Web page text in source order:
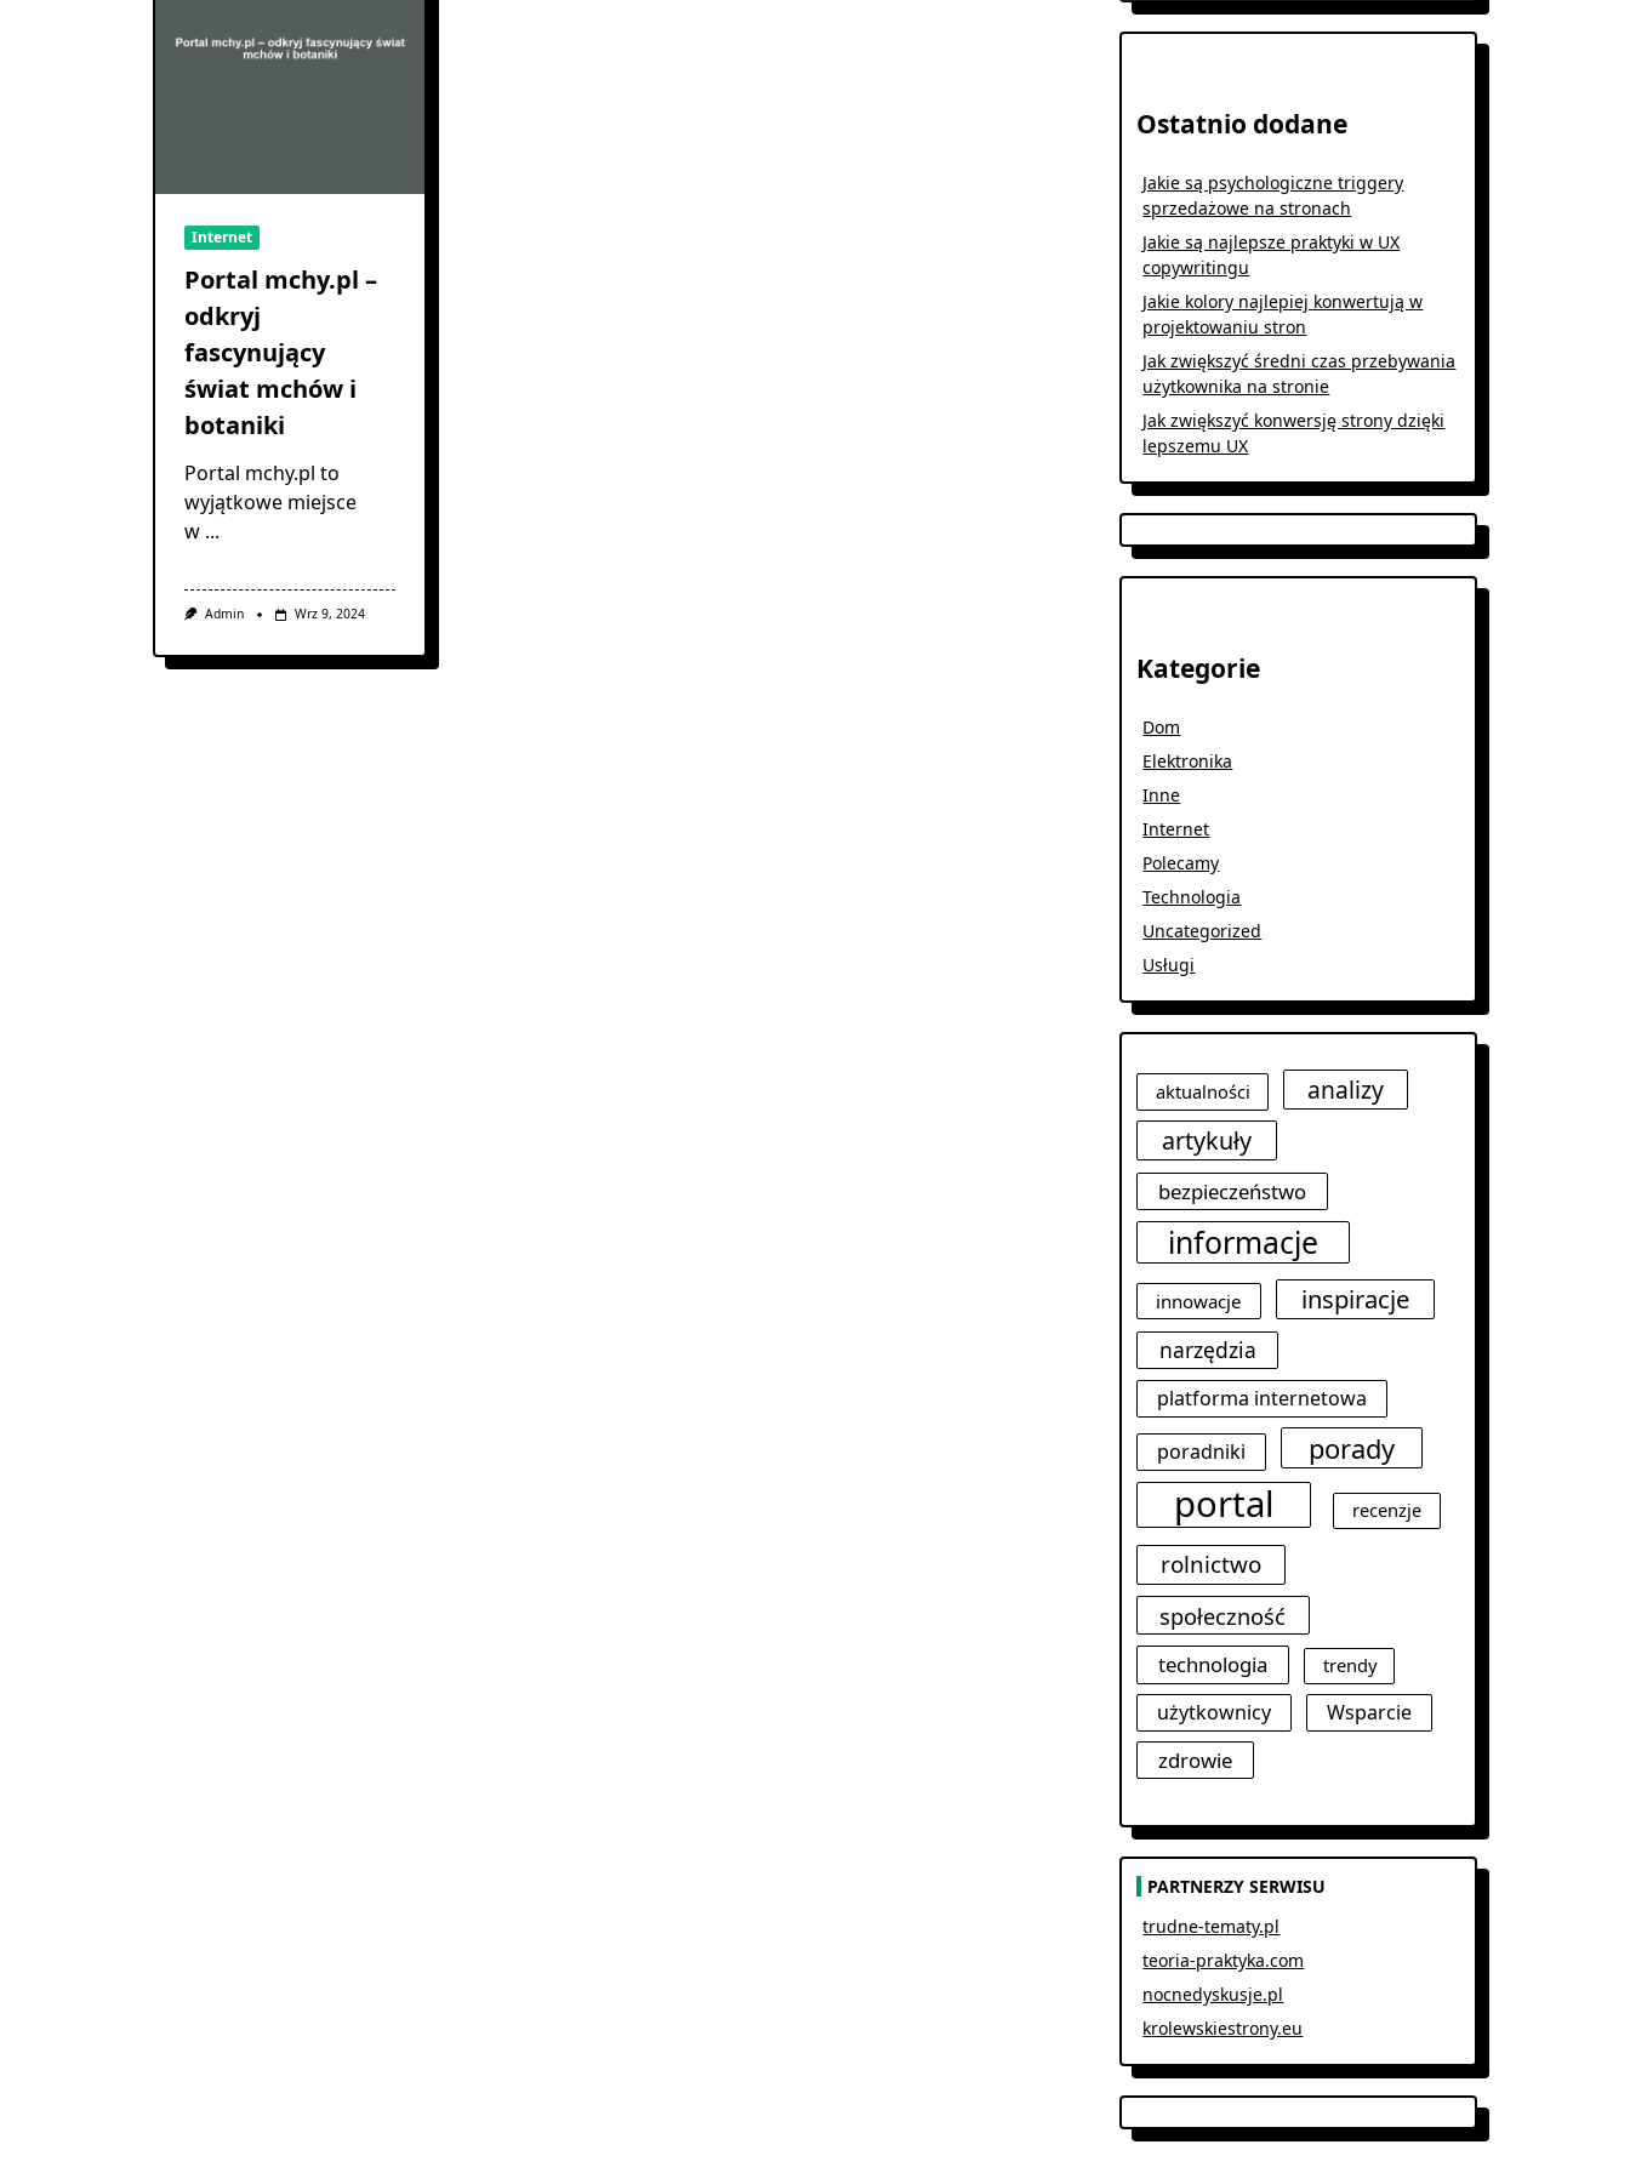
Internet
Portal mchy.pl –
odkryj
fascynujący
świat mchów i
botaniki
Portal mchy.pl to
wyjątkowe miejsce
w ...
Admin Wrz 9, 2024
Ostatnio dodane
Jakie są psychologiczne triggery
sprzedażowe na stronach
Jakie są najlepsze praktyki w UX
copywritingu
Jakie kolory najlepiej konwertują w
projektowaniu stron
Jak zwiększyć średni czas przebywania
użytkownika na stronie
Jak zwiększyć konwersję strony dzięki
lepszemu UX
Kategorie
Dom
Elektronika
Inne
Internet
Polecamy
Technologia
Uncategorized
Usługi
aktualności
analizy
artykuły
bezpieczeństwo
informacje
innowacje inspiracje
narzędzia
platforma internetowa
poradniki
porady
portal recenzje
rolnictwo
społeczność
technologia trendy
użytkownicy Wsparcie
zdrowie
PARTNERZY SERWISU
trudne-tematy.pl
teoria-praktyka.com
nocnedyskusje.pl
krolewskiestrony.eu